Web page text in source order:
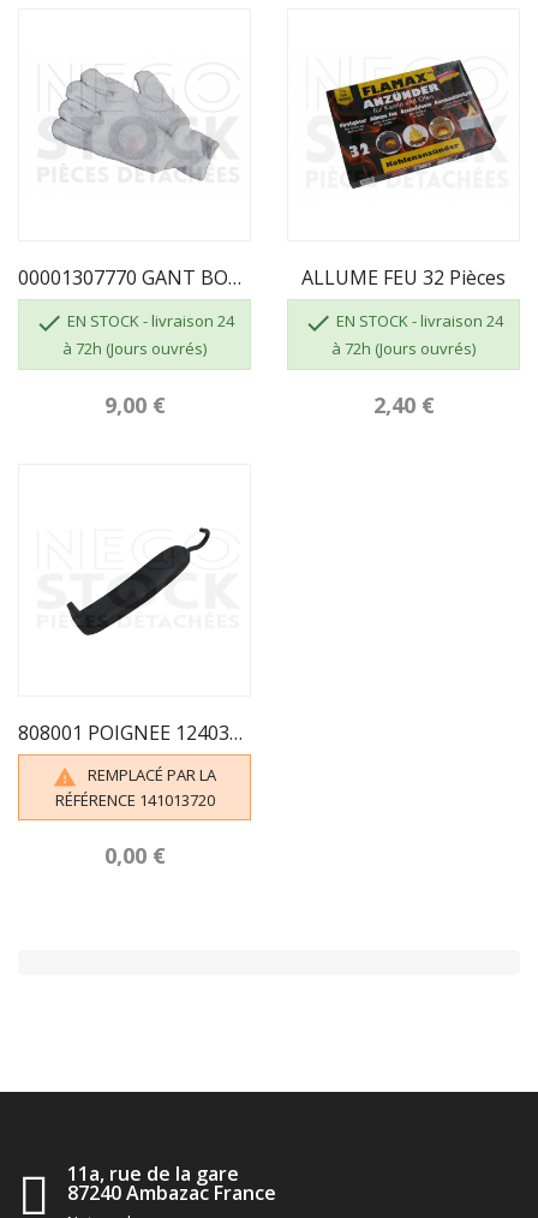
00001307770 GANT BOUCLETTE 4700 TAILLE 10
 EN STOCK - livraison 24
à 72h (Jours ouvrés)
9,00 €
ALLUME FEU 32 Pièces
 EN STOCK - livraison 24
à 72h (Jours ouvrés)
2,40 €
808001 POIGNEE 1240301 1240501 FRANCO BELGE

REMPLACÉ PAR LA
RÉFÉRENCE 141013720
0,00 €
11a, rue de la gare
87240 Ambazac France